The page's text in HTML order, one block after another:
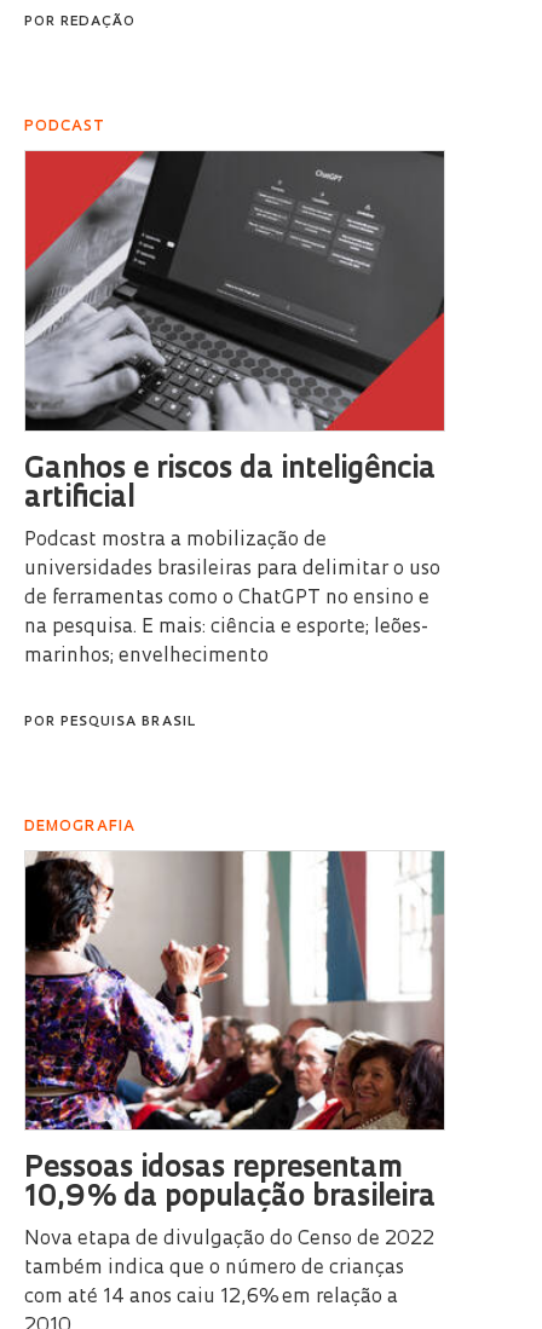
POR REDAÇÃO
PODCAST
Ganhos e riscos da inteligência
artificial
Podcast mostra a mobilização de
universidades brasileiras para delimitar o uso
de ferramentas como o ChatGPT no ensino e
na pesquisa. E mais: ciência e esporte; leões-
marinhos; envelhecimento
POR PESQUISA BRASIL
DEMOGRAFIA
Pessoas idosas representam
10,9% da população brasileira
Nova etapa de divulgação do Censo de 2022
também indica que o número de crianças
com até 14 anos caiu 12,6% em relação a